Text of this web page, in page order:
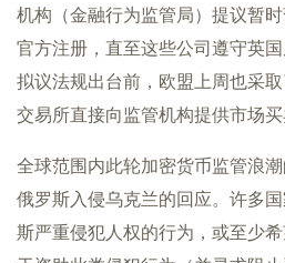
机构（金融行为监管局）提议暂
官方注册，直至这些公司遵守英
拟议法规出台前，欧盟上周也采
交易所直接向监管机构提供市场买
全球范围内此轮加密货币监管浪
俄罗斯入侵乌克兰的回应。许多
斯严重侵犯人权的行为，或至少